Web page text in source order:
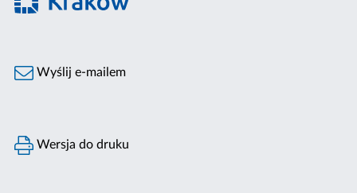
Wyślij e-mailem
Wersja do druku